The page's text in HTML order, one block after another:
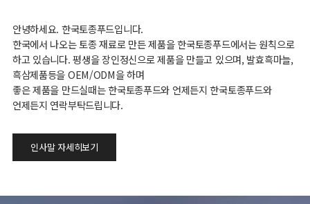
안녕하세요. 한국토종푸드입니다.
한국에서 나오는 토종 재료로 만든 제품을 한국토종푸드에서는 원칙으로
하고 있습니다. 평생을 장인정신으로 제품을 만들고 있으며, 발효흑마늘,
흑삼제품등을 OEM/ODM을 하며
좋은 제품을 만드실때는 한국토종푸드와 언제든지 한국토종푸드와
언제든지 연락부탁드립니다.
인사말 자세히보기